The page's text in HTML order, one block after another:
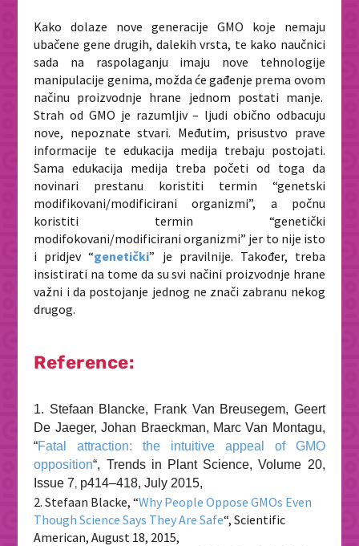
Kako dolaze nove generacije GMO koje nemaju
ubačene gene drugih, dalekih vrsta, te kako naučnici
sada na raspolaganju imaju nove tehnologije
manipulacije genima, možda će gađenje prema ovom
načinu proizvodnje hrane jednom postati manje.
Strah od GMO je razumljiv – ljudi obično odbacuju
nove, nepoznate stvari. Međutim, prisustvo prave
informacije te edukacija medija trebaju postojati.
Sama edukacija medija treba početi od toga da
novinari prestanu koristiti termin “genetski
modifikovani/modificirani organizmi”, a počnu
koristiti termin “genetički
modifokovani/modificirani organizmi” jer to nije isto
i pridjev “genetički” je pravilnije. Također, treba
insistirati na tome da su svi načini proizvodnje hrane
važni i da postojanje jednog ne znači zabranu nekog
drugog.
Reference:
1. Stefaan Blancke, Frank Van Breusegem, Geert
De Jaeger, Johan Braeckman, Marc Van Montagu,
“Fatal attraction: the intuitive appeal of GMO
opposition“, Trends in Plant Science,Volume 20,
Issue 7, p414–418, July 2015,
2. Stefaan Blacke, “Why People Oppose GMOs Even
Though Science Says They Are Safe“,Scientific
American, August 18, 2015,